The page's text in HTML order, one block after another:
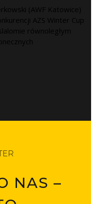
(AWF Katowice)
AZS Winter Cup
równoległym
NAS –